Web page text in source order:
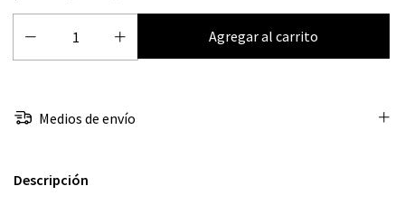
Medios de envío
Descripción